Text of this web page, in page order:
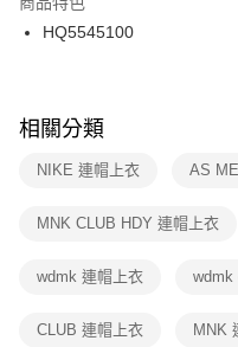
３．收到繳費通知簡訊後14天內
ATM／網路銀行／等多元方式進
※ 交易是否成功請以「AFTEE先
是否繳費成功／繳費後需取消欲
客戶支援中心」https://
１．透過由恩沛科技股份有限公
權轉讓予恩沛科技股份有限公司
３．未成年的使用者請事先徵得
每筆NT$100，滿NT$1,500(
HQ5545100
相關分類
NIKE 連帽上衣 AS
MNK CLUB HDY 連帽上衣
wdmk 連帽上衣 wdmk
CLUB 連帽上衣 MNK